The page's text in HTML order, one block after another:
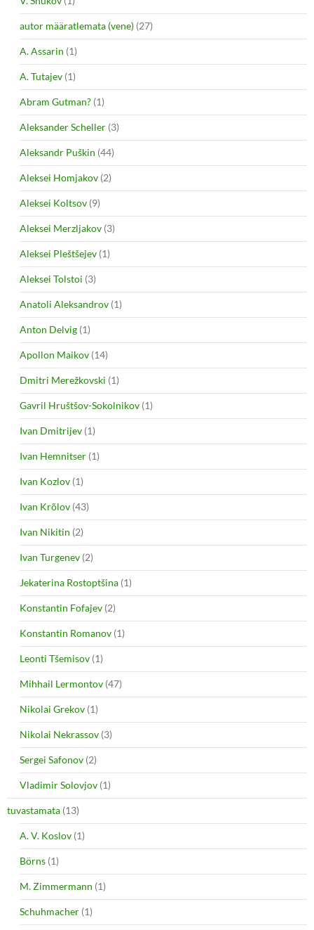
autor määratlemata (vene) (27)
A. Assarin (1)
A. Tutajev (1)
Abram Gutman? (1)
Aleksander Scheller (3)
Aleksandr Puškin (44)
Aleksei Homjakov (2)
Aleksei Koltsov (9)
Aleksei Merzljakov (3)
Aleksei Pleštšejev (1)
Aleksei Tolstoi (3)
Anatoli Aleksandrov (1)
Anton Delvig (1)
Apollon Maikov (14)
Dmitri Merežkovski (1)
Gavril Hruštšov-Sokolnikov (1)
Ivan Dmitrijev (1)
Ivan Hemnitser (1)
Ivan Kozlov (1)
Ivan Krõlov (43)
Ivan Nikitin (2)
Ivan Turgenev (2)
Jekaterina Rostoptšina (1)
Konstantin Fofajev (2)
Konstantin Romanov (1)
Leonti Tšemisov (1)
Mihhail Lermontov (47)
Nikolai Grekov (1)
Nikolai Nekrassov (3)
Sergei Safonov (2)
Vladimir Solovjov (1)
tuvastamata (13)
A. V. Koslov (1)
Börns (1)
M. Zimmermann (1)
Schuhmacher (1)